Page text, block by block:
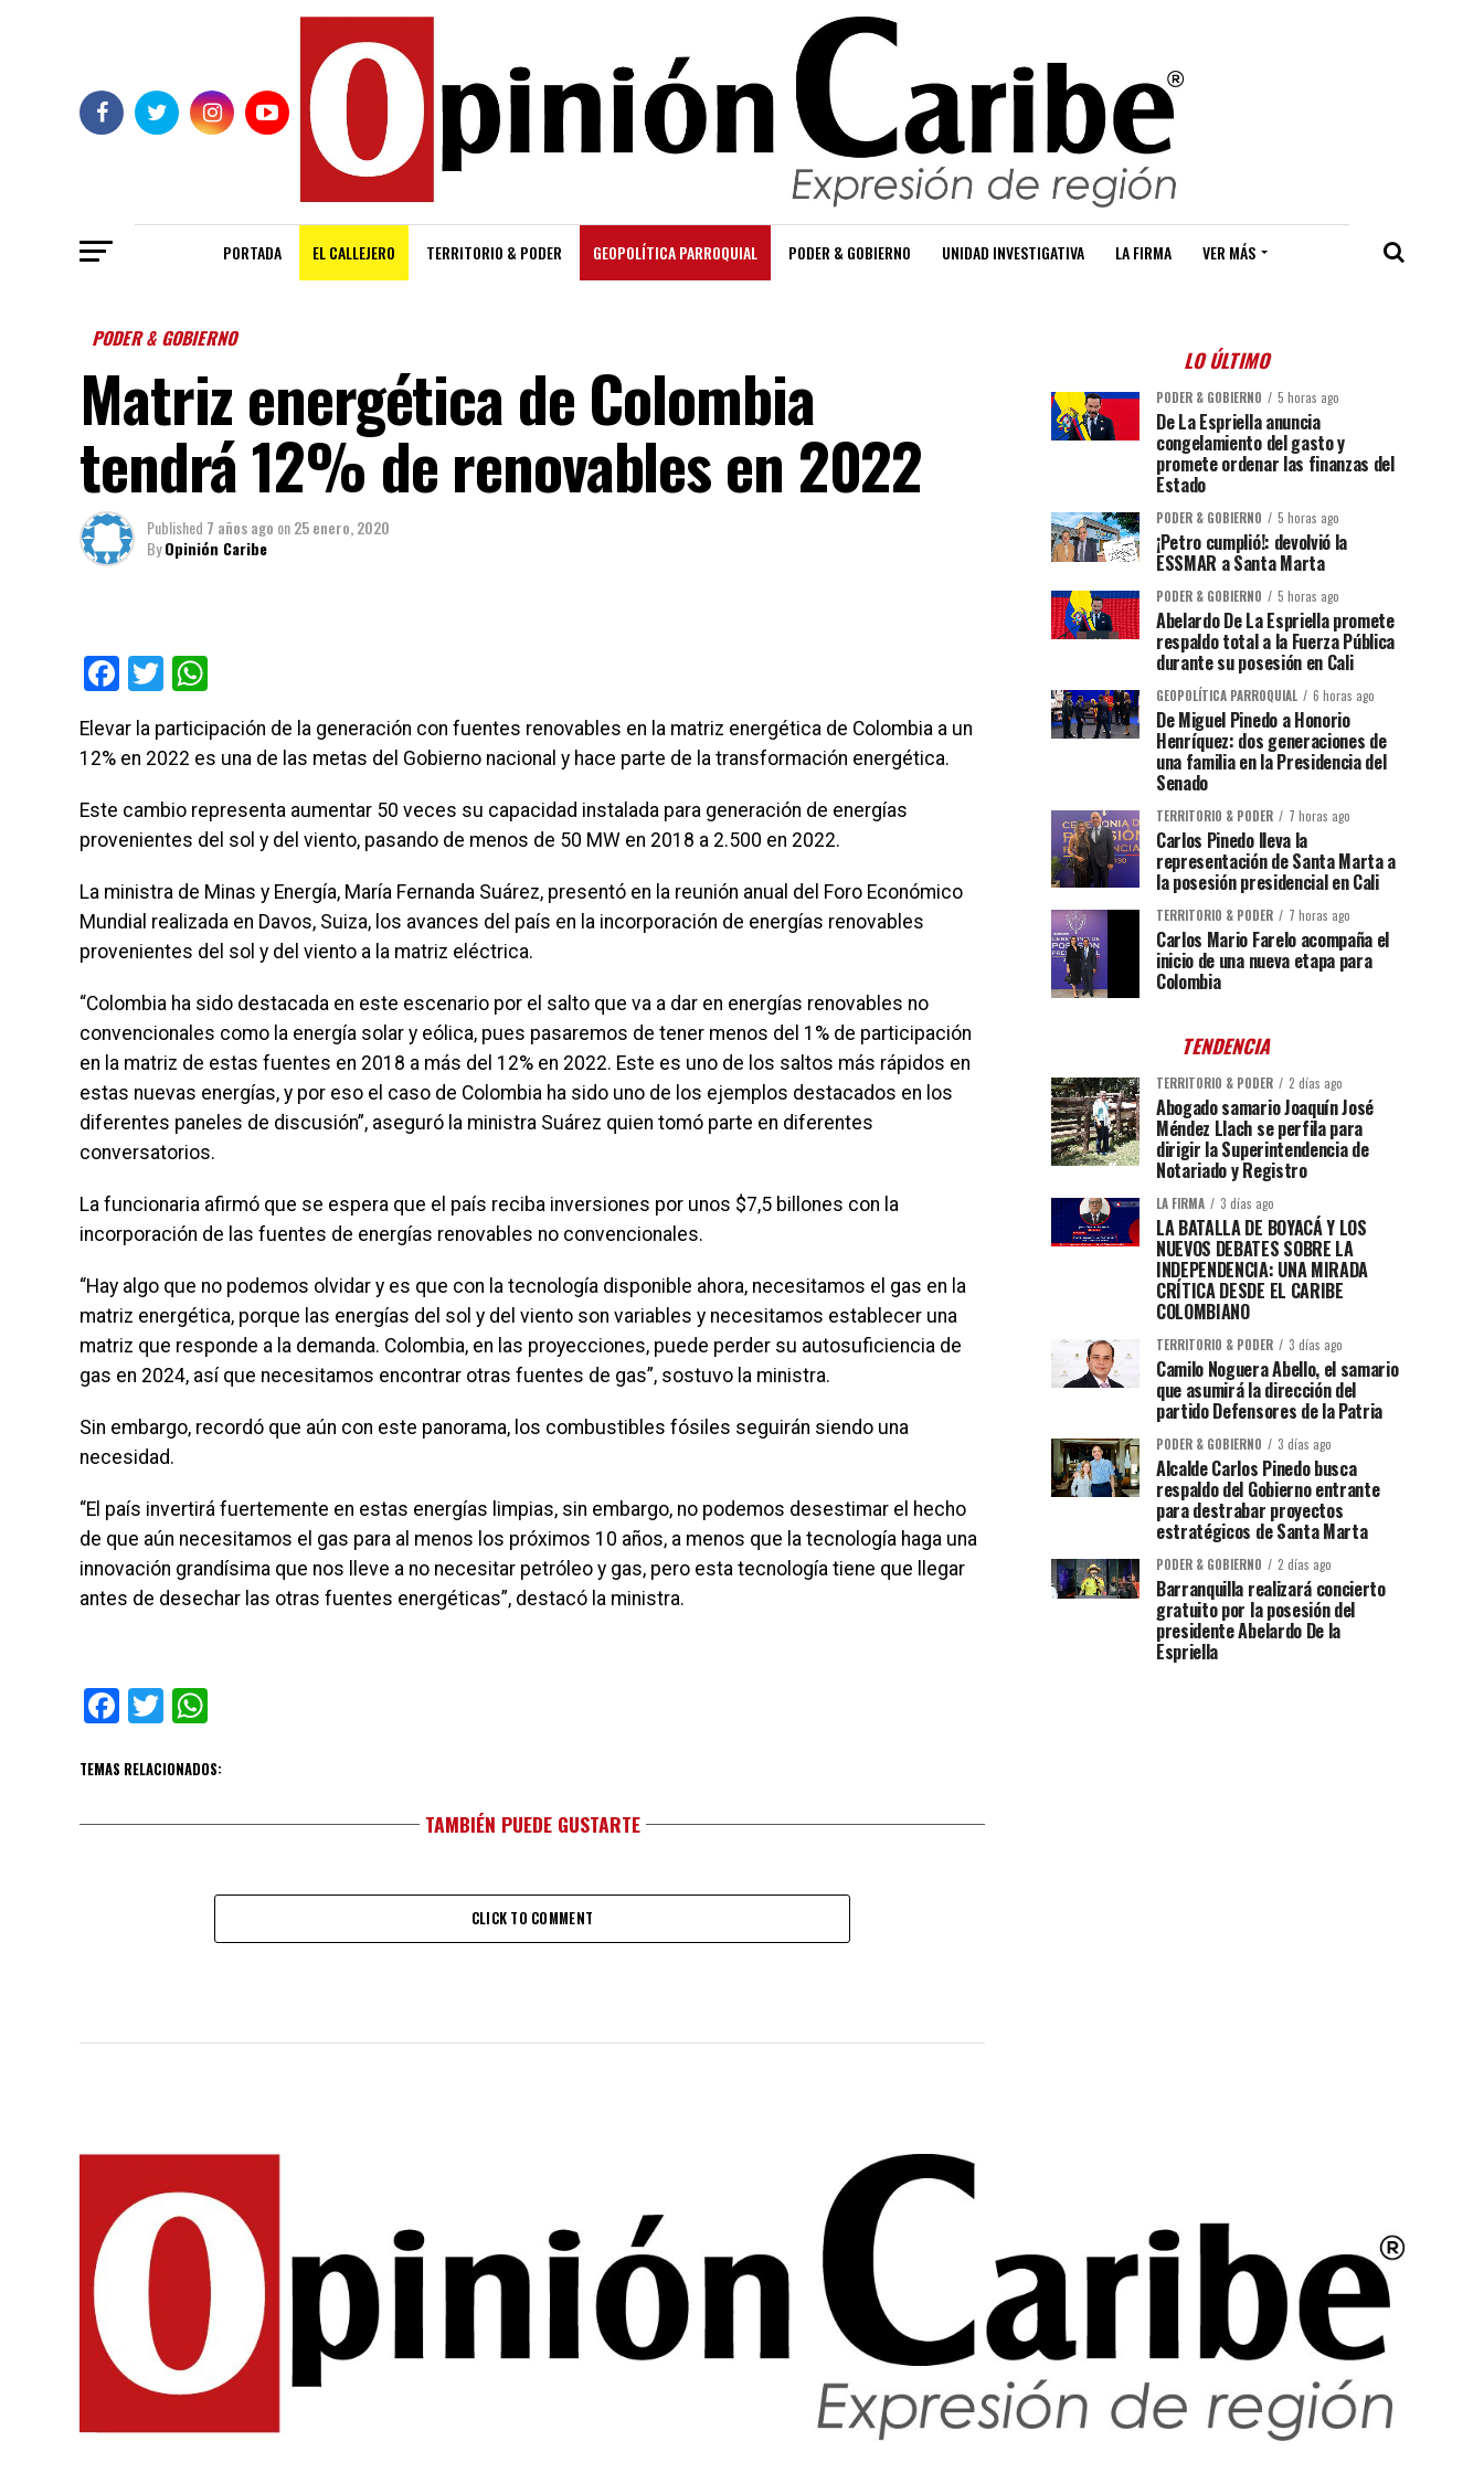
PORTADA EL CALLEJERO TERRITORIO & PODER GEOPOLÍTICA PARROQUIAL PODER & GOBIERNO UNIDAD INVESTIGATIVA LA FIRMA VER MÁS
PODER & GOBIERNO
Matriz energética de Colombia
tendrá 12% de renovables en 2022
Published 7 años ago on25 enero, 2020
ByOpinión Caribe
Facebook
Twitter
Elevar la participación de la generación con fuentes renovables en la matriz energética de Colombia a un
12% en 2022 es una de las metas del Gobierno nacional y hace parte de la transformación energética.
Este cambio representa aumentar 50 veces su capacidad instalada para generación de energías
provenientes del sol y del viento, pasando de menos de 50 MW en 2018 a 2.500 en 2022.
La ministra de Minas y Energía, María Fernanda Suárez, presentó en la reunión anual del Foro Económico
Mundial realizada en Davos, Suiza, los avances del país en la incorporación de energías renovables
provenientes del sol y del viento a la matriz eléctrica.
“Colombia ha sido destacada en este escenario por el salto que va a dar en energías renovables no
convencionales como la energía solar y eólica, pues pasaremos de tener menos del 1% de participación
en la matriz de estas fuentes en 2018 a más del 12% en 2022. Este es uno de los saltos más rápidos en
estas nuevas energías, y por eso el caso de Colombia ha sido uno de los ejemplos destacados en los
diferentes paneles de discusión”, aseguró la ministra Suárez quien tomó parte en diferentes
conversatorios.
La funcionaria afirmó que se espera que el país reciba inversiones por unos $7,5 billones con la
incorporación de las fuentes de energías renovables no convencionales.
“Hay algo que no podemos olvidar y es que con la tecnología disponible ahora, necesitamos el gas en la
matriz energética, porque las energías del sol y del viento son variables y necesitamos establecer una
matriz que responde a la demanda. Colombia, en las proyecciones, puede perder su autosuficiencia de
gas en 2024, así que necesitamos encontrar otras fuentes de gas”, sostuvo la ministra.
Sin embargo, recordó que aún con este panorama, los combustibles fósiles seguirán siendo una
necesidad.
“El país invertirá fuertemente en estas energías limpias, sin embargo, no podemos desestimar el hecho
de que aún necesitamos el gas para al menos los próximos 10 años, a menos que la tecnología haga una
innovación grandísima que nos lleve a no necesitar petróleo y gas, pero esta tecnología tiene que llegar
antes de desechar las otras fuentes energéticas”, destacó la ministra.
Facebook
Twitter
TEMAS RELACIONADOS:
TAMBIÉN PUEDE GUSTARTE
CLICK TO COMMENT
LO ÚLTIMO
PODER & GOBIERNO 5 horas ago
De La Espriella anuncia
congelamiento del gasto y
promete ordenar las finanzas del
Estado
PODER & GOBIERNO 5 horas ago
¡Petro cumplió!: devolvió la
ESSMAR a Santa Marta
PODER & GOBIERNO 5 horas ago
Abelardo De La Espriella promete
respaldo total a la Fuerza Pública
durante su posesión en Cali
GEOPOLÍTICA PARROQUIAL 6 horas ago
De Miguel Pinedo a Honorio
Henríquez: dos generaciones de
una familia en la Presidencia del
Senado
TERRITORIO & PODER 7 horas ago
Carlos Pinedo lleva la
representación de Santa Marta a
la posesión presidencial en Cali
TERRITORIO & PODER 7 horas ago
Carlos Mario Farelo acompaña el
inicio de una nueva etapa para
Colombia
TENDENCIA
TERRITORIO & PODER 2 días ago
Abogado samario Joaquín José
Méndez Llach se perfila para
dirigir la Superintendencia de
Notariado y Registro
LA FIRMA 3 días ago
LA BATALLA DE BOYACÁ Y LOS
NUEVOS DEBATES SOBRE LA
INDEPENDENCIA: UNA MIRADA
CRÍTICA DESDE EL CARIBE
COLOMBIANO
TERRITORIO & PODER 3 días ago
Camilo Noguera Abello, el samario
que asumirá la dirección del
partido Defensores de la Patria
PODER & GOBIERNO 3 días ago
Alcalde Carlos Pinedo busca
respaldo del Gobierno entrante
para destrabar proyectos
estratégicos de Santa Marta
PODER & GOBIERNO 2 días ago
Barranquilla realizará concierto
gratuito por la posesión del
presidente Abelardo De la
Espriella